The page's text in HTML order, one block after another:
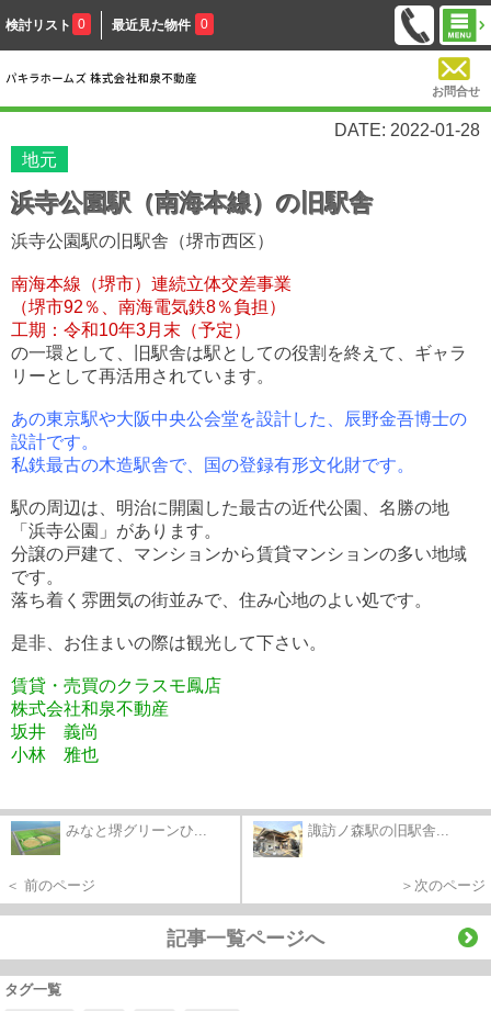
検討リスト 0 最近見た物件 0
お問合せ
DATE: 2022-01-28
地元
浜寺公園駅（南海本線）の旧駅舎
浜寺公園駅の旧駅舎（堺市西区）
南海本線（堺市）連続立体交差事業
（堺市92％、南海電気鉄8％負担）
工期：令和10年3月末（予定）
の一環として、旧駅舎は駅としての役割を終えて、ギャラ
リーとして再活用されています。
あの東京駅や大阪中央公会堂を設計した、辰野金吾博士の
設計です。
私鉄最古の木造駅舎で、国の登録有形文化財です。
駅の周辺は、明治に開園した最古の近代公園、名勝の地
「浜寺公園」があります。
分譲の戸建て、マンションから賃貸マンションの多い地域
です。
落ち着く雰囲気の街並みで、住み心地のよい処です。
是非、お住まいの際は観光して下さい。
賃貸・売買のクラスモ鳳店
株式会社和泉不動産
坂井 義尚
小林 雅也
みなと堺グリーンひ...
＜ 前のページ
諏訪ノ森駅の旧駅舎...
＞次のページ
記事一覧ページへ
タグ一覧